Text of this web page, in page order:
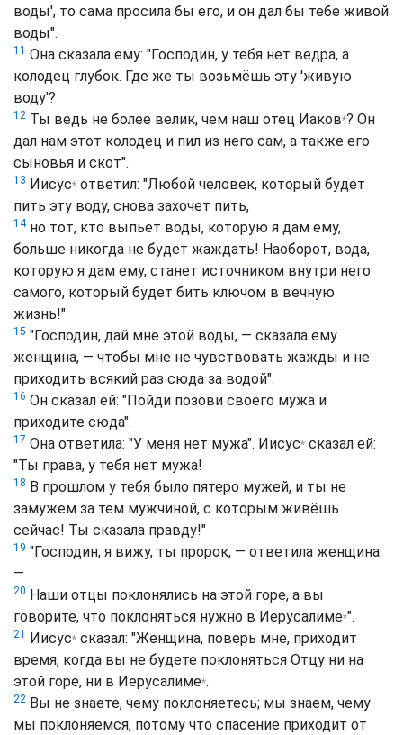
воды', то сама просила бы его, и он дал бы тебе живой
воды".
11 Она сказала ему: "Господин, у тебя нет ведра, а
колодец глубок. Где же ты возьмёшь эту 'живую
воду'?
12 Ты ведь не более велик, чем наш отец Иаков*? Он
дал нам этот колодец и пил из него сам, а также его
сыновья и скот".
13 Иисус* ответил: "Любой человек, который будет
пить эту воду, снова захочет пить,
14но тот, кто выпьет воды, которую я дам ему,
больше никогда не будет жаждать! Наоборот, вода,
которую я дам ему, станет источником внутри него
самого, который будет бить ключом в вечную
жизнь!"
15 "Господин, дай мне этой воды, — сказала ему
женщина, — чтобы мне не чувствовать жажды и не
приходить всякий раз сюда за водой".
16 Он сказал ей: "Пойди позови своего мужа и
приходите сюда".
17 Она ответила: "У меня нет мужа". Иисус* сказал ей:
"Ты права, у тебя нет мужа!
18 В прошлом у тебя было пятеро мужей, и ты не
замужем за тем мужчиной, с которым живёшь
сейчас! Ты сказала правду!"
19 "Господин, я вижу, ты пророк, — ответила женщина.
—
20 Наши отцы поклонялись на этой горе, а вы
говорите, что поклоняться нужно в Иерусалиме*".
21 Иисус* сказал: "Женщина, поверь мне, приходит
время, когда вы не будете поклоняться Отцу ни на
этой горе, ни в Иерусалиме*.
22 Вы не знаете, чему поклоняетесь; мы знаем, чему
мы поклоняемся, потому что спасение приходит от